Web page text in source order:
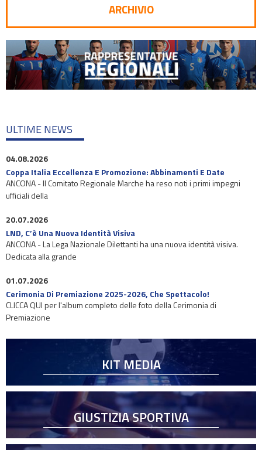
ARCHIVIO
ULTIME NEWS
04.08.2026
Coppa Italia Eccellenza E Promozione: Abbinamenti E Date
ANCONA - Il Comitato Regionale Marche ha reso noti i primi impegni
ufficiali della
20.07.2026
LND, C’è Una Nuova Identità Visiva
ANCONA - La Lega Nazionale Dilettanti ha una nuova identità visiva.
Dedicata alla grande
01.07.2026
Cerimonia Di Premiazione 2025-2026, Che Spettacolo!
CLICCA QUI per l'album completo delle foto della Cerimonia di
Premiazione
KIT MEDIA
GIUSTIZIA SPORTIVA